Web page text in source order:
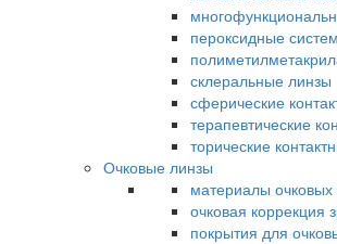
пероксидные
склеральные линзы
сферические
терапевтические
торические
Очковые линзы
материалы очковых
очковая коррекция
покрытия для